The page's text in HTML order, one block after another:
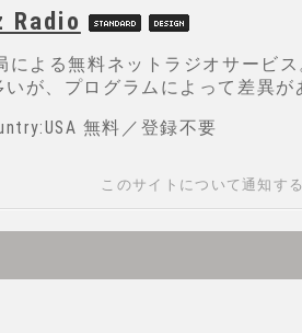
Radio
による無料ネットラジオサービ
が、プログラムによって差異が
無料／登録不要
このサイトについて通知する